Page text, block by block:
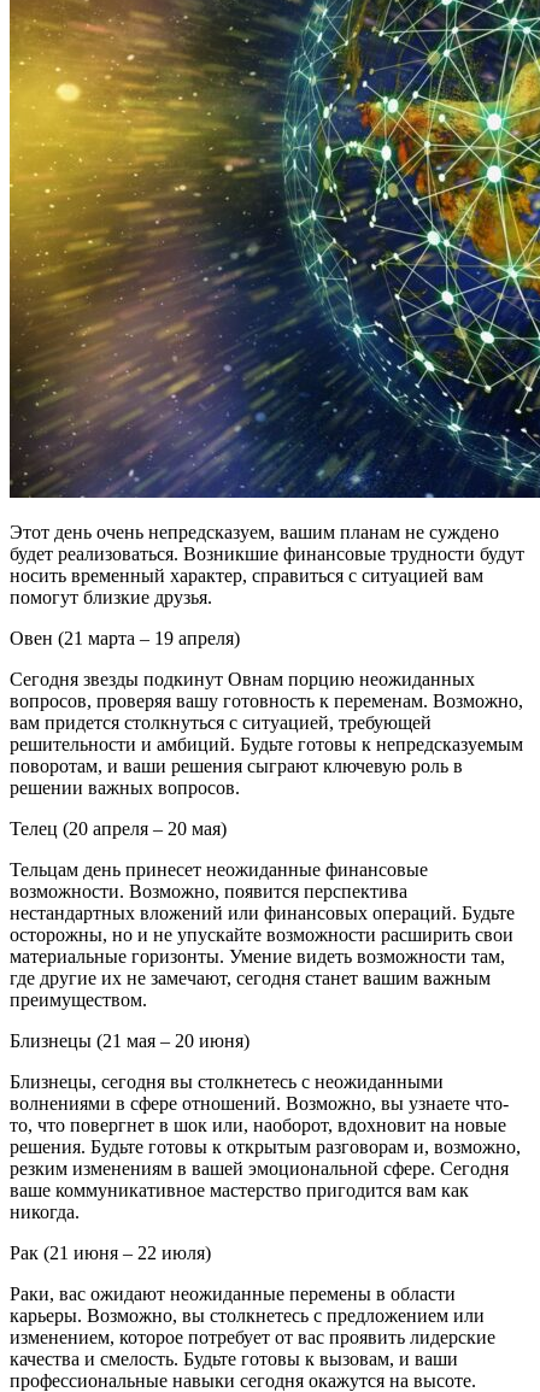
Этот день очень непредсказуем, вашим планам не суждено
будет реализоваться. Возникшие финансовые трудности будут
носить временный характер, справиться с ситуацией вам
помогут близкие друзья.
Овен (21 марта – 19 апреля)
Сегодня звезды подкинут Овнам порцию неожиданных
вопросов, проверяя вашу готовность к переменам. Возможно,
вам придется столкнуться с ситуацией, требующей
решительности и амбиций. Будьте готовы к непредсказуемым
поворотам, и ваши решения сыграют ключевую роль в
решении важных вопросов.
Телец (20 апреля – 20 мая)
Тельцам день принесет неожиданные финансовые
возможности. Возможно, появится перспектива
нестандартных вложений или финансовых операций. Будьте
осторожны, но и не упускайте возможности расширить свои
материальные горизонты. Умение видеть возможности там,
где другие их не замечают, сегодня станет вашим важным
преимуществом.
Близнецы (21 мая – 20 июня)
Близнецы, сегодня вы столкнетесь с неожиданными
волнениями в сфере отношений. Возможно, вы узнаете что-
то, что повергнет в шок или, наоборот, вдохновит на новые
решения. Будьте готовы к открытым разговорам и, возможно,
резким изменениям в вашей эмоциональной сфере. Сегодня
ваше коммуникативное мастерство пригодится вам как
никогда.
Рак (21 июня – 22 июля)
Раки, вас ожидают неожиданные перемены в области
карьеры. Возможно, вы столкнетесь с предложением или
изменением, которое потребует от вас проявить лидерские
качества и смелость. Будьте готовы к вызовам, и ваши
профессиональные навыки сегодня окажутся на высоте.